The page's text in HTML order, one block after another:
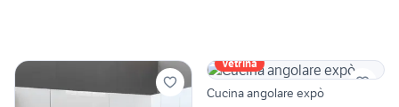
Vetrina
Cucina angolare expò